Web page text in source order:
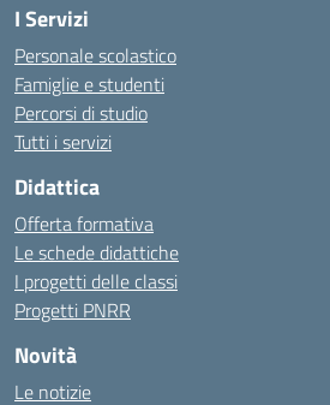
I Servizi
Personale scolastico
Famiglie e studenti
Percorsi di studio
Tutti i servizi
Didattica
Offerta formativa
Le schede didattiche
I progetti delle classi
Progetti PNRR
Novità
Le notizie